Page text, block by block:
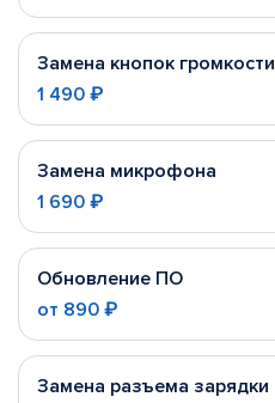
Замена кнопок громкости
1 490 ₽
Замена микрофона
1 690 ₽
Обновление ПО
от 890 ₽
Замена разъема зарядки